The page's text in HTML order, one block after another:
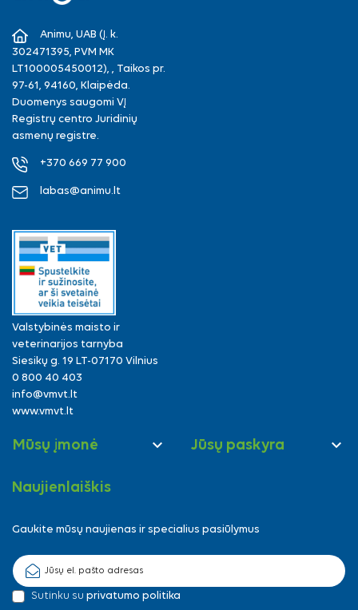
Animu, UAB (Į. k.
302471395, PVM MK
LT100005450012), , Taikos pr.
97-61, 94160, Klaipėda.
Duomenys saugomi VĮ
Registrų centro Juridinių
asmenų registre.
+370 669 77 900
labas@animu.lt
Valstybinės maisto ir
veterinarijos tarnyba
Siesikų g. 19 LT-07170 Vilnius
0 800 40 403
info@vmvt.lt
www.vmvt.lt
Mūsų įmonė  Jūsų paskyra 
Naujienlaiškis
Gaukite mūsų naujienas ir specialius pasiūlymus
Sutinku su privatumo politika